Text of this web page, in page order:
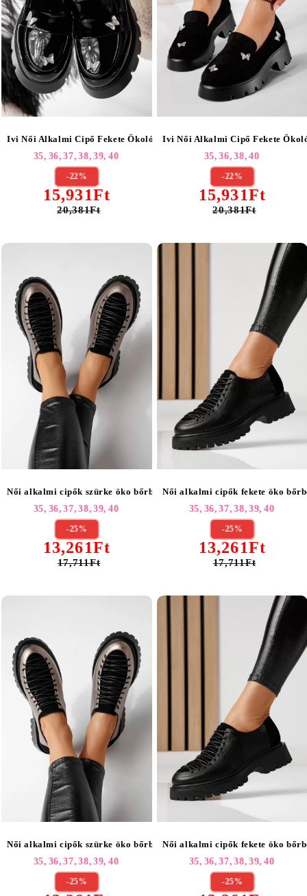
Ivi Női Alkalmi Cipő Fekete Ökológiai Lakkbőr #24436
35, 36, 37, 38, 39, 40
-22%
15,931Ft
20,381Ft
Ivi Női Alkalmi Cipő Fekete
35, 36, 38, 40
-22%
15,931Ft
20,381Ft
Női alkalmi cipők szürke öko bőrből készült Florentina #24101
35, 36, 37, 38, 39, 40
-25%
13,261Ft
17,711Ft
Női alkalmi cipők fekete öko
35, 36, 37, 38, 39, 40
-25%
13,261Ft
17,711Ft
Női alkalmi cipők szürke öko bőrből készült Florentina2 #24099
35, 36, 37, 38, 39, 40
-25%
Női alkalmi cipők fekete öko
35, 36, 37, 38, 39, 40
-25%